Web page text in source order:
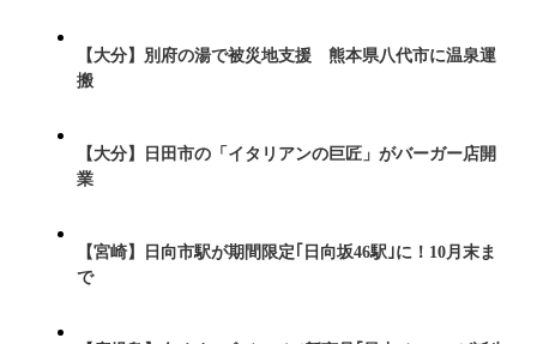
【大分】別府の湯で被災地支援 熊本県八代市に温泉運
搬
【大分】日田市の「イタリアンの巨匠」がバーガー店開
業
【宮崎】日向市駅が期間限定｢日向坂46駅｣に！10月末ま
で